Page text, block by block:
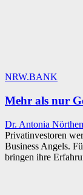
NRW.BANK
Mehr als nur
Dr. Antonia
Privatinvestoren
Business Angels.
bringen ihre